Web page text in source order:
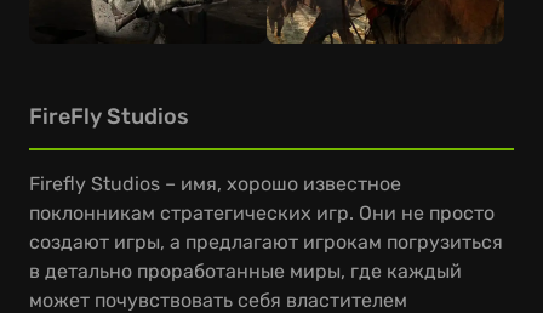
FireFly Studios
Firefly Studios – имя, хорошо известное
поклонникам стратегических игр. Они не просто
создают игры, а предлагают игрокам погрузиться
в детально проработанные миры, где каждый
может почувствовать себя властителем